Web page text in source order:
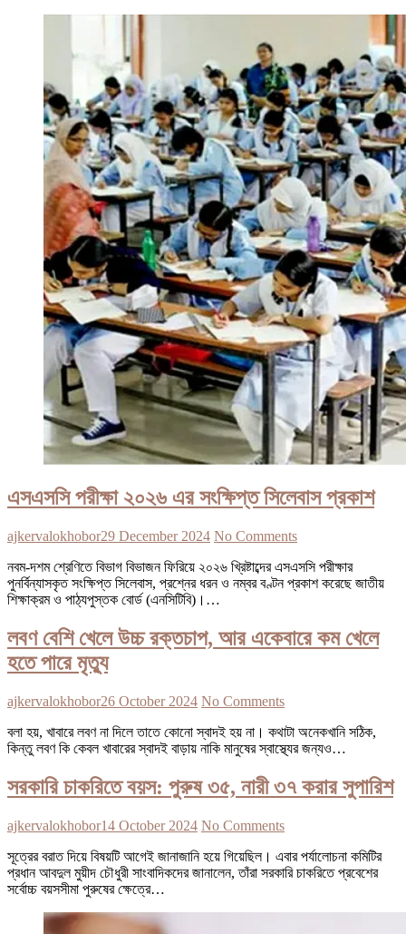
এসএসসি পরীক্ষা ২০২৬ এর সংক্ষিপ্ত সিলেবাস প্রকাশ
ajkervalokhobor29 December 2024 No Comments
নবম-দশম শ্রেণিতে বিভাগ বিভাজন ফিরিয়ে ২০২৬ খ্রিষ্টাব্দের এসএসসি পরীক্ষার
পুনর্বিন্যাসকৃত সংক্ষিপ্ত সিলেবাস, প্রশ্নের ধরন ও নম্বর বণ্টন প্রকাশ করেছে জাতীয়
শিক্ষাক্রম ও পাঠ্যপুস্তক বোর্ড (এনসিটিবি)।…
লবণ বেশি খেলে উচ্চ রক্তচাপ, আর একেবারে কম খেলে
হতে পারে মৃত্যু
ajkervalokhobor26 October 2024 No Comments
বলা হয়, খাবারে লবণ না দিলে তাতে কোনো স্বাদই হয় না। কথাটা অনেকখানি সঠিক,
কিন্তু লবণ কি কেবল খাবারের স্বাদই বাড়ায় নাকি মানুষের স্বাস্থ্যের জন্যও…
সরকারি চাকরিতে বয়স: পুরুষ ৩৫, নারী ৩৭ করার সুপারিশ
ajkervalokhobor14 October 2024 No Comments
সূত্রের বরাত দিয়ে বিষয়টি আগেই জানাজানি হয়ে গিয়েছিল। এবার পর্যালোচনা কমিটির
প্রধান আবদুল মুয়ীদ চৌধুরী সাংবাদিকদের জানালেন, তাঁরা সরকারি চাকরিতে প্রবেশের
সর্বোচ্চ বয়সসীমা পুরুষের ক্ষেত্রে…